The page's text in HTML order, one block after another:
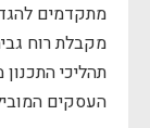
מתקדמים
מקבלת רוח
תהליכי
העסקים